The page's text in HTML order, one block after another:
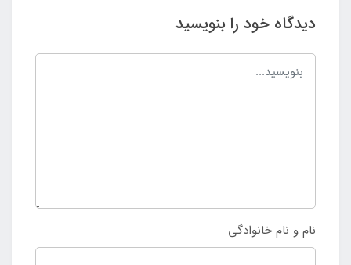
دیدگاه خود را بنویسید
نام و نام خانوادگی